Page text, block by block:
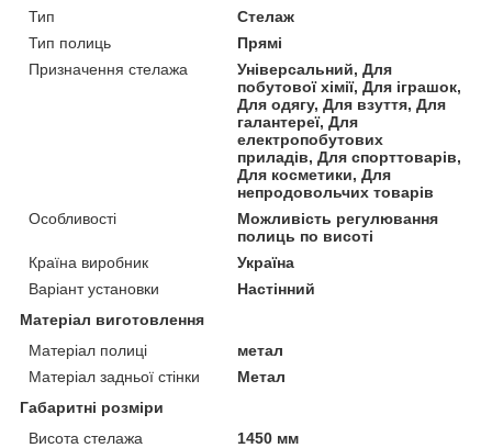
Тип
Стелаж
Тип полиць
Прямі
Призначення стелажа
Універсальний, Для
побутової хімії, Для іграшок,
Для одягу, Для взуття, Для
галантереї, Для
електропобутових
приладів, Для спорттоварів,
Для косметики, Для
непродовольчих товарів
Особливості
Можливість регулювання
полиць по висоті
Країна виробник
Україна
Варіант установки
Настінний
Матеріал виготовлення
Матеріал полиці
метал
Матеріал задньої стінки
Метал
Габаритні розміри
Висота стелажа
1450 мм